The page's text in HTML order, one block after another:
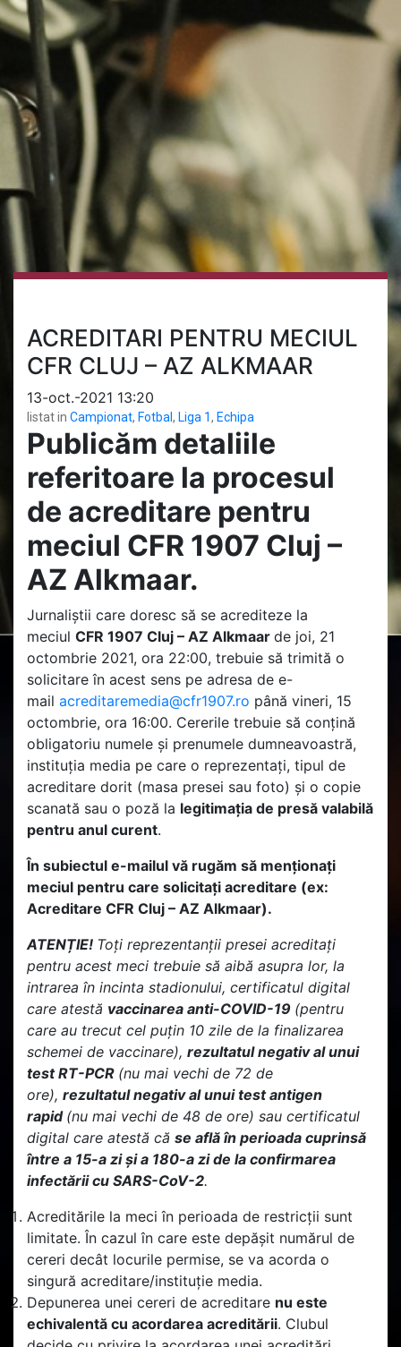
ACREDITARI PENTRU MECIUL
CFR CLUJ – AZ ALKMAAR
13-oct.-2021 13:20
listat in Campionat, Fotbal, Liga 1, Echipa
Publicăm detaliile
referitoare la procesul
de acreditare pentru
meciul CFR 1907 Cluj –
AZ Alkmaar.
Jurnaliștii care doresc să se acrediteze la
meciul CFR 1907 Cluj – AZ Alkmaar de joi, 21
octombrie 2021, ora 22:00, trebuie să trimită o
solicitare în acest sens pe adresa de e-
mail acreditaremedia@cfr1907.ro până vineri, 15
octombrie, ora 16:00. Cererile trebuie să conțină
obligatoriu numele și prenumele dumneavoastră,
instituția media pe care o reprezentați, tipul de
acreditare dorit (masa presei sau foto) și o copie
scanată sau o poză la legitimația de presă valabilă
pentru anul curent.
În subiectul e-mailul vă rugăm să menționați
meciul pentru care solicitați acreditare (ex:
Acreditare CFR Cluj – AZ Alkmaar).
ATENȚIE! Toți reprezentanții presei acreditați
pentru acest meci trebuie să aibă asupra lor, la
intrarea în incinta stadionului, certificatul digital
care atestă vaccinarea anti-COVID-19 (pentru
care au trecut cel puțin 10 zile de la finalizarea
schemei de vaccinare), rezultatul negativ al unui
test RT-PCR (nu mai vechi de 72 de
ore), rezultatul negativ al unui test antigen
rapid (nu mai vechi de 48 de ore) sau certificatul
digital care atestă că se află în perioada cuprinsă
între a 15-a zi și a 180-a zi de la confirmarea
infectării cu SARS-CoV-2.
Acreditările la meci în perioada de restricții sunt
limitate. În cazul în care este depășit numărul de
cereri decât locurile permise, se va acorda o
singură acreditare/instituție media.
Depunerea unei cereri de acreditare nu este
echivalentă cu acordarea acreditării. Clubul